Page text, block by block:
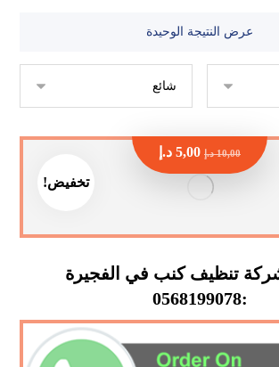
عرض النتيجة الوحيدة
تخفيض!
تنظيف كنب في الفجيرة
:0568199078
10,00 د.إ 5,00 د.إ